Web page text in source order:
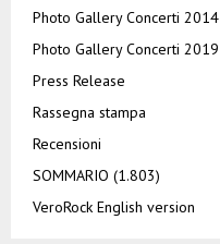
Photo Gallery Concerti 2014
Photo Gallery Concerti 2019
Press Release
Rassegna stampa
Recensioni
SOMMARIO (1.803)
VeroRock English version